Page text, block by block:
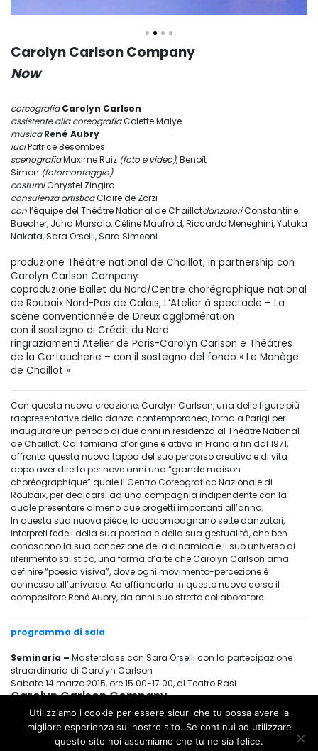
Carolyn Carlson Company
Now
coreografia Carolyn Carlson
assistente alla coreografiaColette Malye
musica René Aubry
luciPatrice Besombes
scenografiaMaxime Ruiz (foto e video), Benoît
Simon (fotomontaggio)
costumiChrystel Zingiro
consulenza artisticaClaire de Zorzi
conl’équipe del Théâtre National de ChaillotdanzatoriConstantine
Baecher, Juha Marsalo, Céline Maufroid, Riccardo Meneghini, Yutaka
Nakata, Sara Orselli, Sara Simeoni
produzione Théâtre national de Chaillot, in partnership con
Carolyn Carlson Company
coproduzione Ballet du Nord/Centre chorégraphique national
de Roubaix Nord-Pas de Calais, L’Atelier à spectacle – La
scène conventionnée de Dreux agglomération
con il sostegno di Crédit du Nord
ringraziamenti Atelier de Paris-Carolyn Carlson e Théâtres
de la Cartoucherie – con il sostegno del fondo « Le Manège
de Chaillot »
Con questa nuova creazione, Carolyn Carlson, una delle figure più
rappresentative della danza contemporanea, torna a Parigi per
inaugurare un periodo di due anni in residenza al Théâtre National
de Chaillot. Californiana d’origine e attiva in Francia fin dal 1971,
affronta questa nuova tappa del suo percorso creativo e di vita
dopo aver diretto per nove anni una “grande maison
choréographique” quale il Centro Coreografico Nazionale di
Roubaix, per dedicarsi ad una compagnia indipendente con la
quale presentare almeno due progetti importanti all’anno.
In questa sua nuova pièce, la accompagnano sette danzatori,
interpreti fedeli della sua poetica e della sua gestualità, che ben
conoscono la sua concezione della dinamica e il suo universo di
riferimento stilistico, una forma d’arte che Carolyn Carlson ama
definire “poesia visiva”, dove ogni movimento-percezione è
connesso all’universo. Ad affiancarla in questo nuovo corso il
compositore René Aubry, da anni suo stretto collaboratore
programma di sala
Seminaria – Masterclass con Sara Orselli con la partecipazione
straordinaria di Carolyn Carlson
Sabato 14 marzo 2015, ore 15.00-17.00, al Teatro Rasi
Carolyn Carlson Company
Now
STAGIONE D’OPERA E DANZA
Utilizziamo i cookie per essere sicuri che tu possa avere la
migliore esperienza sul nostro sito. Se continui ad utilizzare
questo sito noi assumiamo che tu ne sia felice.